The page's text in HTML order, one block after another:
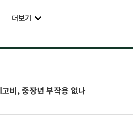
더보기
비, 중장년 부작용 없나